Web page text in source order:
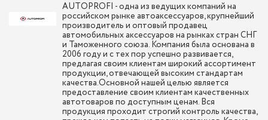
AUTOPROFI - одна из ведущих компаний на
российском рынке автоаксессуаров, крупнейший
производитель и оптовый продавец
автомобильных аксессуаров на рынках стран СНГ
и Таможенного союза. Компания была основана в
2006 году и с тех пор успешно развивается,
предлагая своим клиентам широкий ассортимент
продукции, отвечающей высоким стандартам
качества.Основной нашей целью является
предоставление своим клиентам качественных
автотоваров по доступным ценам. Вся
продукция проходит строгий контроль качества,